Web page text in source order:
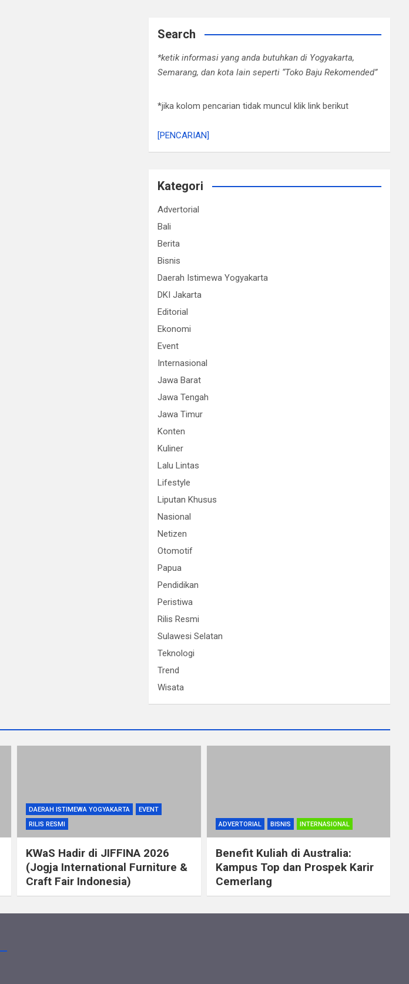
Search
*ketik informasi yang anda butuhkan di Yogyakarta,
Semarang, dan kota lain seperti “Toko Baju Rekomended”
*jika kolom pencarian tidak muncul klik link berikut
[PENCARIAN]
Kategori
Advertorial
Bali
Berita
Bisnis
Daerah Istimewa Yogyakarta
DKI Jakarta
Editorial
Ekonomi
Event
Internasional
Jawa Barat
Jawa Tengah
Jawa Timur
Konten
Kuliner
Lalu Lintas
Lifestyle
Liputan Khusus
Nasional
Netizen
Otomotif
Papua
Pendidikan
Peristiwa
Rilis Resmi
Sulawesi Selatan
Teknologi
Trend
Wisata
DAERAH ISTIMEWA YOGYAKARTA
EVENT
RILIS RESMI
KWaS Hadir di JIFFINA 2026
(Jogja International Furniture &
Craft Fair Indonesia)
ADVERTORIAL BISNIS INTERNASIONAL
Benefit Kuliah di Australia:
Kampus Top dan Prospek Karir
Cemerlang